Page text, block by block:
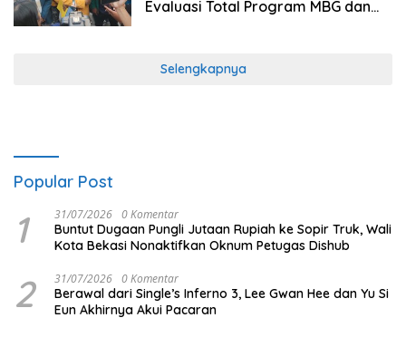
Evaluasi Total Program MBG dan
Selengkapnya
Popular Post
1 31/07/2026 0 Komentar
Buntut Dugaan Pungli Jutaan Rupiah ke Sopir Truk, Wali
Kota Bekasi Nonaktifkan Oknum Petugas Dishub
2 31/07/2026 0 Komentar
Berawal dari Single’s Inferno 3, Lee Gwan Hee dan Yu Si
Eun Akhirnya Akui Pacaran